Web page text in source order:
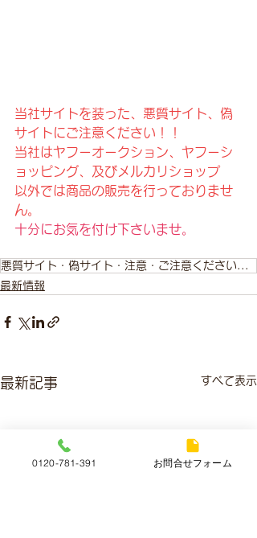
当社サイトを装った、悪質サイト、偽
サイトにご注意ください！！
当社はヤフーオークション、ヤフーシ
ョッピング、及びメルカリショップ
以外では商品の販売を行っておりませ
ん。
十分にお気を付け下さいませ。
悪質サイト・偽サイト・注意・ご注意ください・十分にお気を付けください・静岡質屋・販売・質屋・駿河区・ますや・ますや質店
最新情報
最新記事 すべて表示
0120-781-391 お問合せフォーム